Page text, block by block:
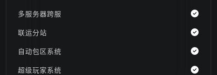
多服务器跨服
联运分站
自动包区系统
超级玩家系统